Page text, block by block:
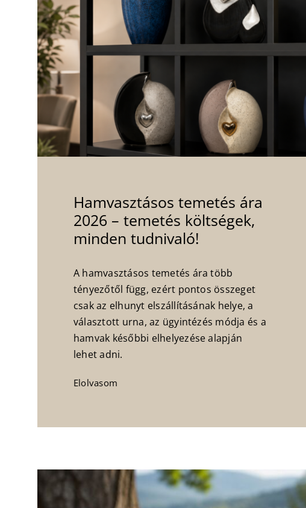
Hamvasztásos temetés ára
2026 – temetés költségek,
minden tudnivaló!
A hamvasztásos temetés ára több
tényezőtől függ, ezért pontos összeget
csak az elhunyt elszállításának helye, a
választott urna, az ügyintézés módja és a
hamvak későbbi elhelyezése alapján
lehet adni.
Elolvasom